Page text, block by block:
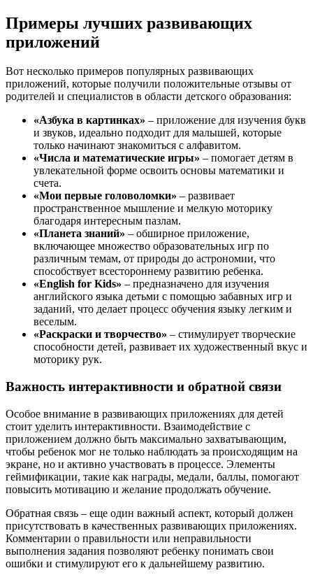
Примеры лучших развивающих
приложений
Вот несколько примеров популярных развивающих
приложений, которые получили положительные отзывы от
родителей и специалистов в области детского образования:
«Азбука в картинках» – приложение для изучения букв
и звуков, идеально подходит для малышей, которые
только начинают знакомиться с алфавитом.
«Числа и математические игры» – помогает детям в
увлекательной форме освоить основы математики и
счета.
«Мои первые головоломки» – развивает
пространственное мышление и мелкую моторику
благодаря интересным пазлам.
«Планета знаний» – обширное приложение,
включающее множество образовательных игр по
различным темам, от природы до астрономии, что
способствует всестороннему развитию ребенка.
«English for Kids» – предназначено для изучения
английского языка детьми с помощью забавных игр и
заданий, что делает процесс обучения языку легким и
веселым.
«Раскраски и творчество» – стимулирует творческие
способности детей, развивает их художественный вкус и
моторику рук.
Важность интерактивности и обратной связи
Особое внимание в развивающих приложениях для детей
стоит уделить интерактивности. Взаимодействие с
приложением должно быть максимально захватывающим,
чтобы ребенок мог не только наблюдать за происходящим на
экране, но и активно участвовать в процессе. Элементы
геймификации, такие как награды, медали, баллы, помогают
повысить мотивацию и желание продолжать обучение.
Обратная связь – еще один важный аспект, который должен
присутствовать в качественных развивающих приложениях.
Комментарии о правильности или неправильности
выполнения задания позволяют ребенку понимать свои
ошибки и стимулируют его к дальнейшему развитию.